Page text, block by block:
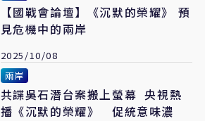
【國戰會論壇】《沉默的榮耀》 預
見危機中的兩岸
2025/10/08
兩岸
共諜吳石潛台案搬上螢幕 央視熱
播《沉默的榮耀》 促統意味濃